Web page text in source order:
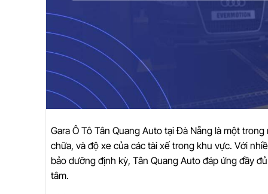
Gara Ô Tô Tân Quang Auto tại Đà Nẵng là một
chữa, và độ xe của các tài xế trong khu vực. Với
bảo dưỡng định kỳ, Tân Quang Auto đáp ứng đầy
tâm.